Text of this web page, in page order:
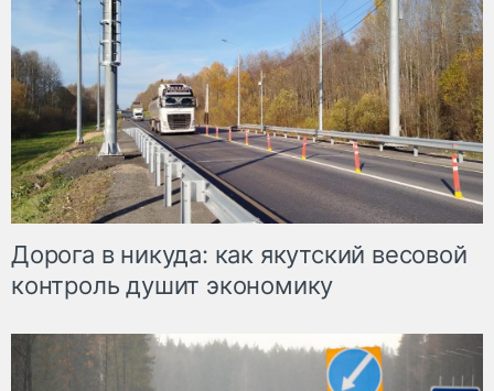
Дорога в никуда: как якутский весовой
контроль душит экономику